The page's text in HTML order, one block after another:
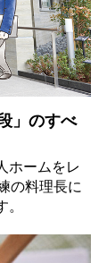
」のすべ
ホームをレ
の料理長に